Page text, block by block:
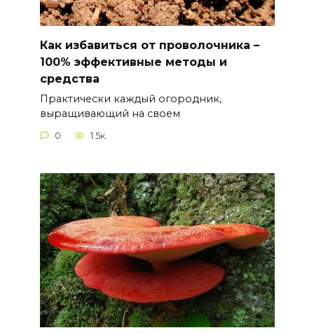
Как избавиться от проволочника –
100% эффективные методы и
средства
Практически каждый огородник,
выращивающий на своем
0 1.5к.